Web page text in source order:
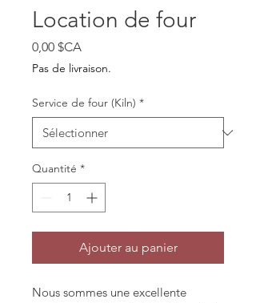
Location de four
0,00 $CAPrix
Pas de livraison.
Service de four (Kiln) *
Quantité *
Ajouter au panier
Nous sommes une excellente